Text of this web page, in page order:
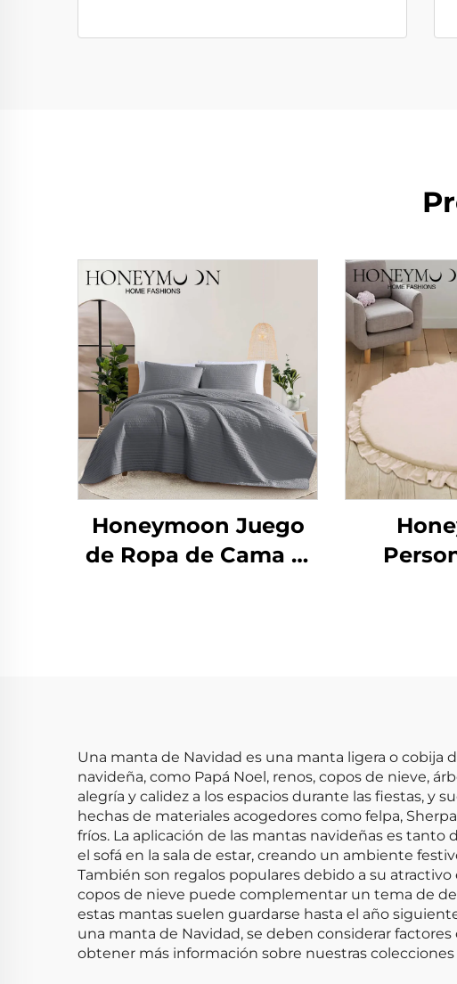
Honeymoon Juego
de Ropa de Cama al
Bebé
Una manta de Navidad es una manta ligera o cobija
navideña, como Papá Noel, renos, copos de nieve,
alegría y calidez a los espacios durante las fiestas, y
hechas de materiales acogedores como felpa,
fríos. La aplicación de las mantas navideñas es
el sofá en la sala de estar, creando un ambiente
También son regalos populares debido a su
copos de nieve puede complementar un tema de
estas mantas suelen guardarse hasta el año
una manta de Navidad, se deben considerar
obtener más información sobre nuestras